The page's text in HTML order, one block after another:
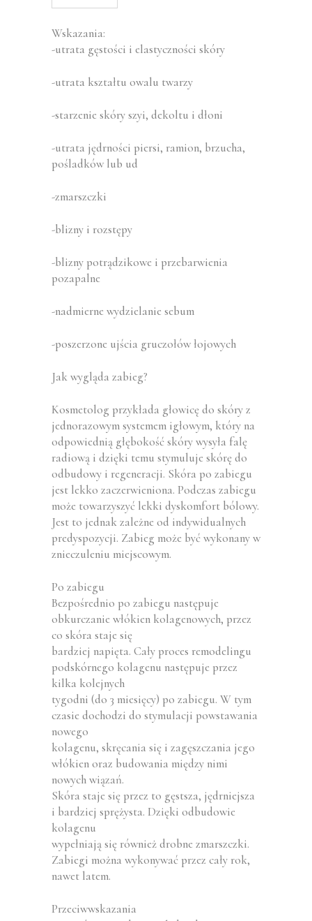
Wskazania:
-utrata gęstości i elastyczności skóry
-utrata kształtu owalu twarzy
-starzenie skóry szyi, dekoltu i dłoni
-utrata jędrności piersi, ramion, brzucha,
pośladków lub ud
-zmarszczki
-blizny i rozstępy
-blizny potrądzikowe i przebarwienia
pozapalne
-nadmierne wydzielanie sebum
-poszerzone ujścia gruczołów łojowych
Jak wygląda zabieg?
Kosmetolog przykłada głowicę do skóry z
jednorazowym systemem igłowym, który na
odpowiednią głębokość skóry wysyła falę
radiową i dzięki temu stymuluje skórę do
odbudowy i regeneracji. Skóra po zabiegu
jest lekko zaczerwieniona. Podczas zabiegu
może towarzyszyć lekki dyskomfort bólowy.
Jest to jednak zależne od indywidualnych
predyspozycji. Zabieg może być wykonany w
znieczuleniu miejscowym.
Po zabiegu
Bezpośrednio po zabiegu następuje
obkurczanie włókien kolagenowych, przez
co skóra staje się
bardziej napięta. Cały proces remodelingu
podskórnego kolagenu następuje przez
kilka kolejnych
tygodni (do 3 miesięcy) po zabiegu. W tym
czasie dochodzi do stymulacji powstawania
nowego
kolagenu, skręcania się i zagęszczania jego
włókien oraz budowania między nimi
nowych wiązań.
Skóra staje się przez to gęstsza, jędrniejsza
i bardziej sprężysta. Dzięki odbudowie
kolagenu
wypełniają się również drobne zmarszczki.
Zabiegi można wykonywać przez cały rok,
nawet latem.
Przeciwwskazania